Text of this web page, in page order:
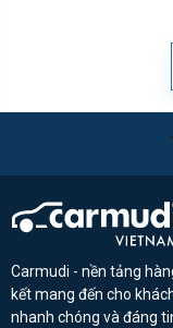
Carmudi - nền tảng
kết mang đến cho
nhanh chóng và đáng